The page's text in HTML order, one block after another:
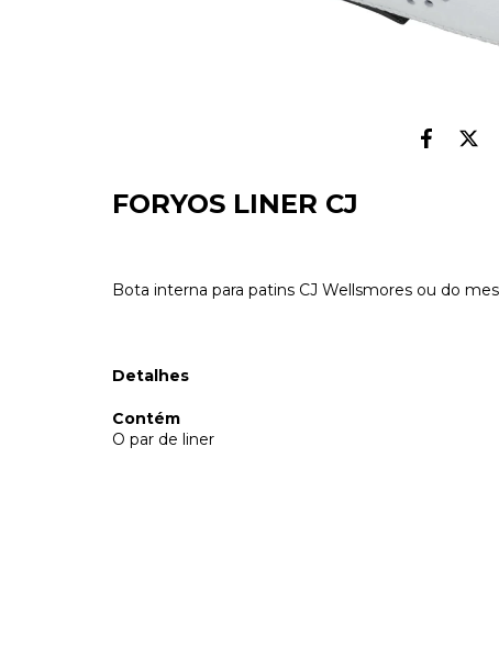
FORYOS LINER CJ
Bota interna para patins CJ Wellsmores ou do
Detalhes
Contém
O par de liner